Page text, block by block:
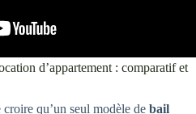
d’appartement : comparatif et
qu’un seul modèle de bail